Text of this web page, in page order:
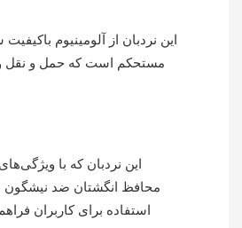
این نردبان از آلومینیوم
مستحکم است که حمل و نقل
این نردبان که با
محافظ انگشتان ضد
استفاده برای کاربران